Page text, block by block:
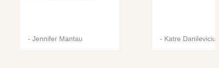
- Jennifer Mantau - Katre Danilevicius